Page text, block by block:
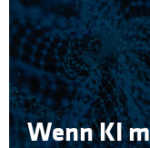
Wenn KI